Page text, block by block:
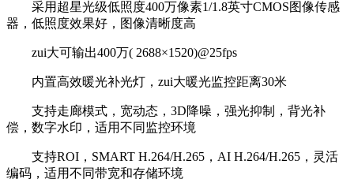
采用超星光级低照度400万像素1/1.8英寸CMOS图像传感
器，低照度效果好，图像清晰度高
zui大可输出400万( 2688×1520)@25fps
内置高效暖光补光灯，zui大暖光监控距离30米
支持走廊模式，宽动态，3D降噪，强光抑制，背光补
偿，数字水印，适用不同监控环境
支持ROI，SMART H.264/H.265，AI H.264/H.265，灵活
编码，适用不同带宽和存储环境